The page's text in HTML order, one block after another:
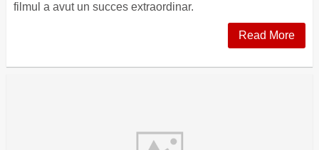
filmul a avut un succes extraordinar.
Read More